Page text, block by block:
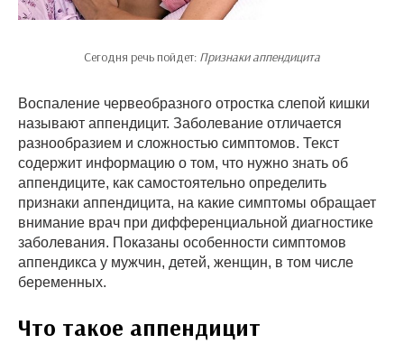
Сегодня речь пойдет: Признаки аппендицита
Воспаление червеобразного отростка слепой кишки
называют аппендицит. Заболевание отличается
разнообразием и сложностью симптомов. Текст
содержит информацию о том, что нужно знать об
аппендиците, как самостоятельно определить
признаки аппендицита, на какие симптомы обращает
внимание врач при дифференциальной диагностике
заболевания. Показаны особенности симптомов
аппендикса у мужчин, детей, женщин, в том числе
беременных.
Что такое аппендицит